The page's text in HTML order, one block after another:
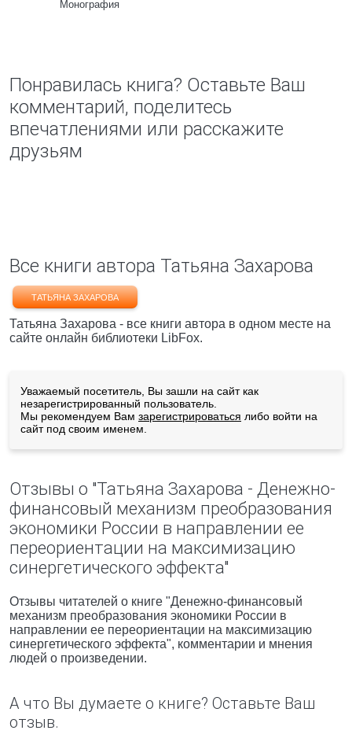
Монография
Понравилась книга? Оставьте Ваш
комментарий, поделитесь
впечатлениями или расскажите
друзьям
Все книги автора Татьяна Захарова
ТАТЬЯНА ЗАХАРОВА
Татьяна Захарова - все книги автора в одном месте на
сайте онлайн библиотеки LibFox.
Уважаемый посетитель, Вы зашли на сайт как
незарегистрированный пользователь.
Мы рекомендуем Вам зарегистрироваться либо войти на
сайт под своим именем.
Отзывы о "Татьяна Захарова - Денежно-
финансовый механизм преобразования
экономики России в направлении ее
переориентации на максимизацию
синергетического эффекта"
Отзывы читателей о книге "Денежно-финансовый
механизм преобразования экономики России в
направлении ее переориентации на максимизацию
синергетического эффекта", комментарии и мнения
людей о произведении.
А что Вы думаете о книге? Оставьте Ваш
отзыв.